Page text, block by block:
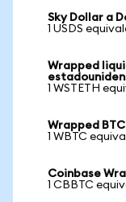
Sky Dollar a
1 USDS
Wrapped
1 WSTETH
Wrapped
1 WBTC
Coinbase
1 CBBTC